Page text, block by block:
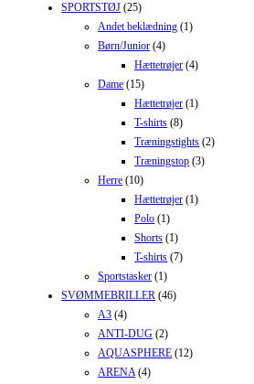
SPORTSTØJ (25)
Andet beklædning (1)
Børn/Junior (4)
Hættetrøjer (4)
Dame (15)
Hættetrøjer (1)
T-shirts (8)
Træningstights (2)
Træningstop (3)
Herre (10)
Hættetrøjer (1)
Polo (1)
Shorts (1)
T-shirts (7)
Sportstasker (1)
SVØMMEBRILLER (46)
A3 (4)
ANTI-DUG (2)
AQUASPHERE (12)
ARENA (4)